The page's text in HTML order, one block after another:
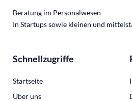
Beratung im Personalwesen
In Startups sowie kleinen und
Schnellzugriffe
Startseite
Über uns